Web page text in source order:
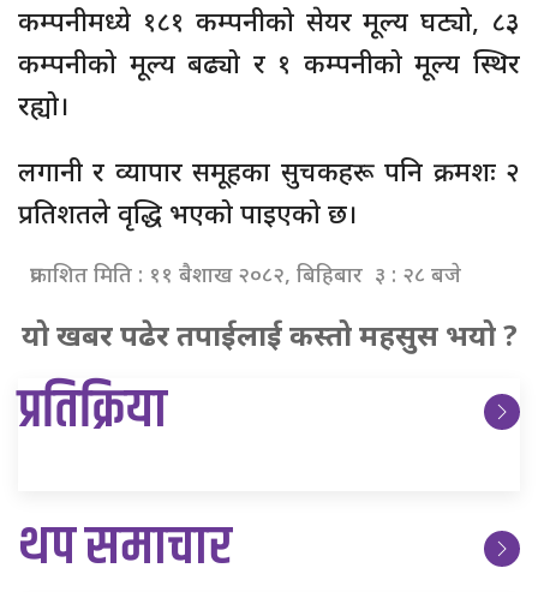
कम्पनीमध्ये १८१ कम्पनीको सेयर मूल्य घट्यो, ८३
कम्पनीको मूल्य बढ्यो र १ कम्पनीको मूल्य स्थिर
रह्यो।
लगानी र व्यापार समूहका सुचकहरू पनि क्रमशः २
प्रतिशतले वृद्धि भएको पाइएको छ।
प्रकाशित मिति : ११ बैशाख २०८२, बिहिबार ३ : २८ बजे
यो खबर पढेर तपाईलाई कस्तो महसुस भयो ?
प्रतिक्रिया
थप समाचार